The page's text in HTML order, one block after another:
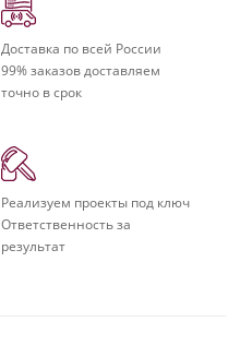
Доставка по всей России
99% заказов доставляем
точно в срок
Реализуем проекты под ключ
Ответственность за
результат